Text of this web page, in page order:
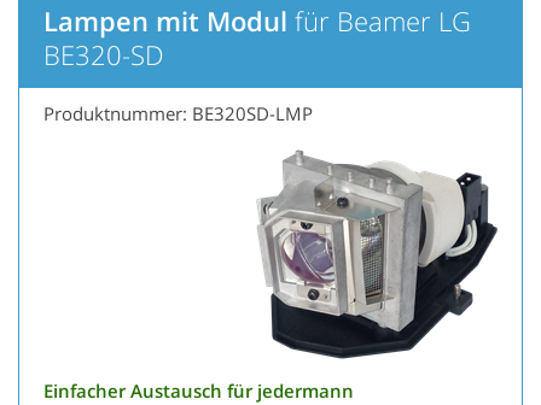
Lampen mit Modul für Beamer LG
BE320-SD
Produktnummer: BE320SD-LMP
Einfacher Austausch für jedermann